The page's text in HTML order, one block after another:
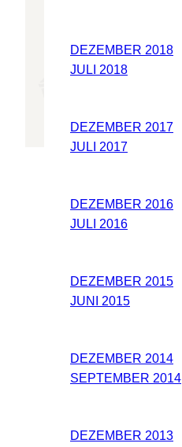
DEZEMBER 2018
JULI 2018
DEZEMBER 2017
JULI 2017
DEZEMBER 2016
JULI 2016
DEZEMBER 2015
JUNI 2015
DEZEMBER 2014
SEPTEMBER 2014
DEZEMBER 2013